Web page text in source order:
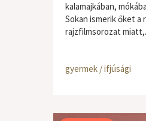
kalamajkában,
Sokan ismerik őket a
rajzfilmsorozat
gyermek / ifjúsági